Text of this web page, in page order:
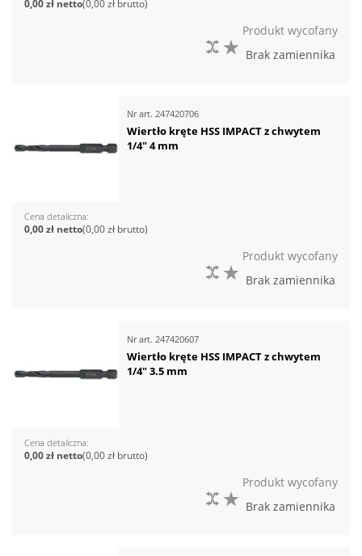
0,00 zł
0,00 zł
DO PORÓWNANIA
Produkt wycofany
Brak zamiennika
Nr art. 247420706
Wiertło kręte HSS IMPACT z chwytem
1/4" 4 mm
Cena detaliczna
0,00 zł
0,00 zł
DO PORÓWNANIA
Produkt wycofany
Brak zamiennika
Nr art. 247420607
Wiertło kręte HSS IMPACT z chwytem
1/4" 3.5 mm
Cena detaliczna
0,00 zł
0,00 zł
DO PORÓWNANIA
Produkt wycofany
Brak zamiennika